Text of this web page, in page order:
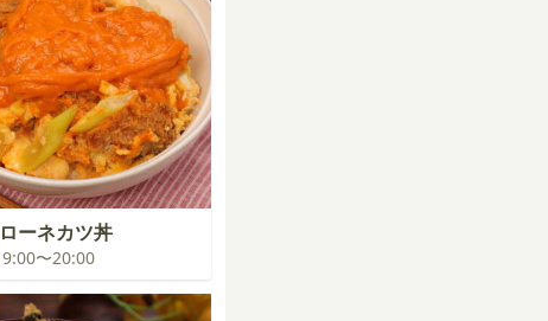
ーネカツ丼
〜20:00